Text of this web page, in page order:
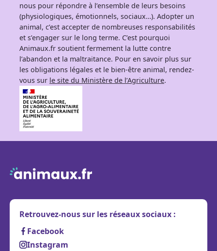
nous pour répondre à l’ensemble de leurs besoins
(physiologiques, émotionnels, sociaux…). Adopter un
animal, c’est accepter de nombreuses responsabilités
et s’engager sur le long terme. C’est pourquoi
Animaux.fr soutient fermement la lutte contre
l’abandon et la maltraitance. Pour en savoir plus sur
les obligations légales et le bien-être animal, rendez-
vous sur le site du Ministère de l’Agriculture.
Retrouvez-nous sur les réseaux sociaux :
Facebook
Instagram